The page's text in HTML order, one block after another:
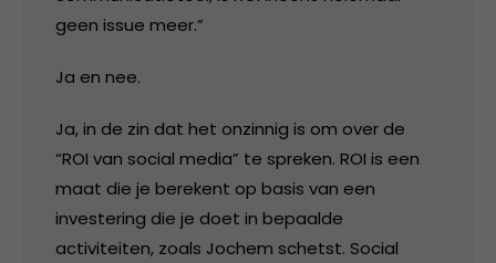
geen issue meer.”
Ja en nee.
Ja, in de zin dat het onzinnig is om over de
“ROI van social media” te spreken. ROI is een
maat die je berekent op basis van een
investering die je doet in bepaalde
activiteiten, zoals Jochem schetst. Social